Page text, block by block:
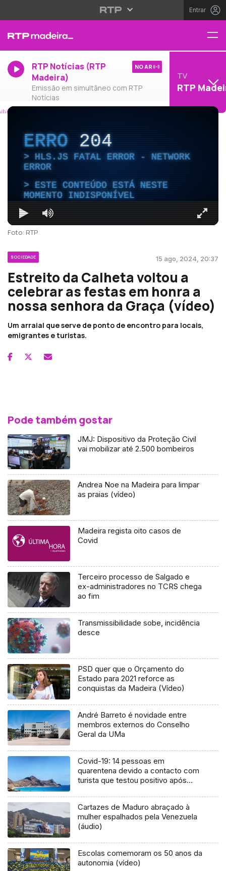
Entrar
RTP Notícias (RTP
Madeira)
Emissão em simultâneo com RTP
Notícias
NO AR
TV
RTP
ERRO204
HLS.JS FATAL ERROR - NETWORK
ERROR
ESTE CONTEÚDO ESTÁ NESTE
MOMENTO INDISPONÍVEL
Foto: RTP
SOCIEDADE 15 ago, 2024, 20:37
Estreito da Calheta voltou a
celebrar as festas em honra a
nossa senhora da Graça (vídeo)
Um arraial que serve de ponto de encontro para locais,
emigrantes e turistas.
Pode também gostar
JMJ: Dispositivo da Proteção Civil
vai mobilizar até 2.500 bombeiros
Andrea Noe na Madeira para limpar
as praias (vídeo)
Madeira regista oito casos de
Covid
Terceiro processo de Salgado e
ex-administradores no TCRS chega
ao fim
Transmissibilidade sobe, incidência
desce
PSD quer que o Orçamento do
Estado para 2021 reforce as
conquistas da Madeira (Vídeo)
André Barreto é novidade entre
membros externos do Conselho
Geral da UMa
Covid-19: 14 pessoas em
quarentena devido a contacto com
turista que testou positivo após
Cartazes de Maduro abraçado à
mulher espalhados pela Venezuela
(áudio)
Escolas comemoram os 50 anos da
autonomia (vídeo)